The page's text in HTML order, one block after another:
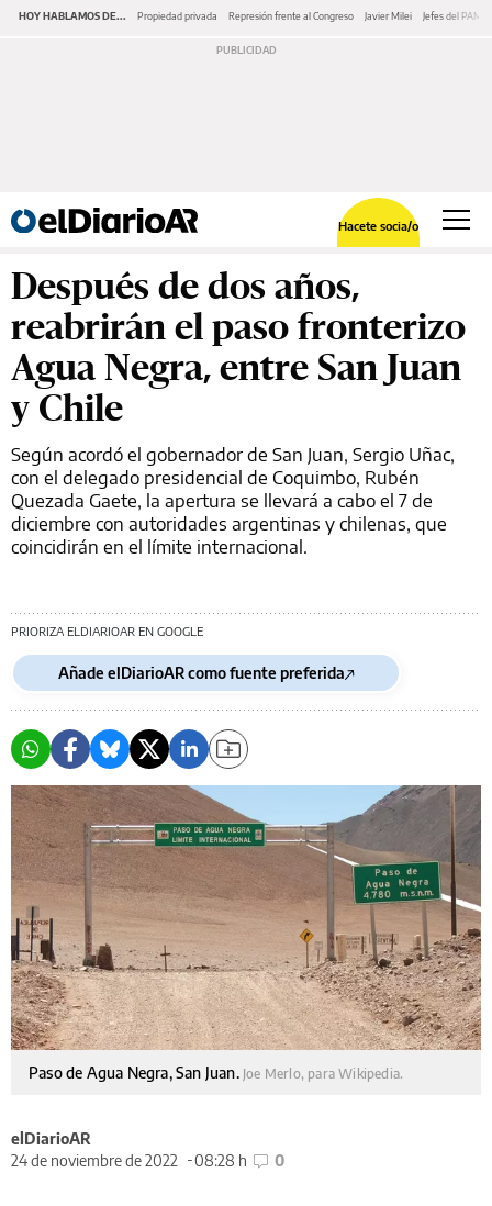
HOY HABLAMOS DE... Propiedad privada Represión frente al Congreso Javier Milei Jefes del PAMI
Hacete socia/o
Después de dos años,
reabrirán el paso fronterizo
Agua Negra, entre San Juan
y Chile
Según acordó el gobernador de San Juan, Sergio Uñac,
con el delegado presidencial de Coquimbo, Rubén
Quezada Gaete, la apertura se llevará a cabo el 7 de
diciembre con autoridades argentinas y chilenas, que
coincidirán en el límite internacional.
PRIORIZA ELDIARIOAR EN GOOGLE
Añade elDiarioAR como fuente preferida
Paso de Agua Negra, San Juan. Joe Merlo, para Wikipedia.
elDiarioAR
24 de noviembre de 2022
08:28 h 0